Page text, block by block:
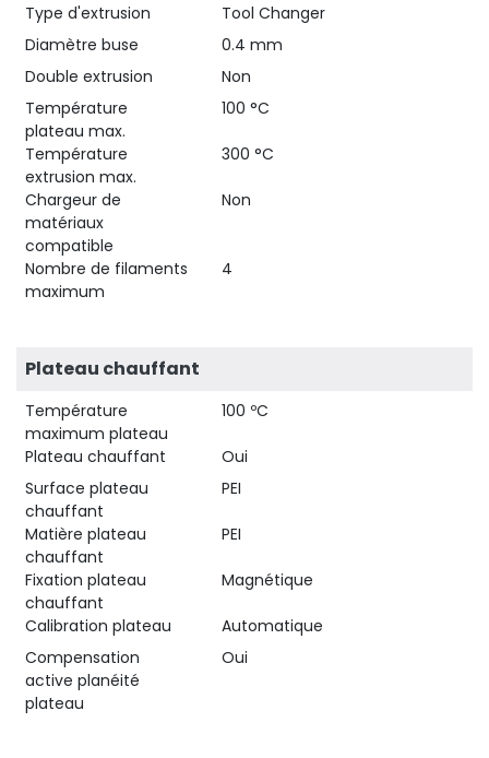
Type d'extrusion
Tool Changer
Diamètre buse
0.4 mm
Double extrusion
Non
Température
plateau max.
100 °C
Température
extrusion max.
300 °C
Chargeur de
matériaux
compatible
Non
Nombre de filaments
maximum
4
Plateau chauffant
Température
maximum plateau
100 ºC
Plateau chauffant
Oui
Surface plateau
chauffant
PEI
Matière plateau
chauffant
PEI
Fixation plateau
chauffant
Magnétique
Calibration plateau
Automatique
Compensation
active planéité
plateau
Oui